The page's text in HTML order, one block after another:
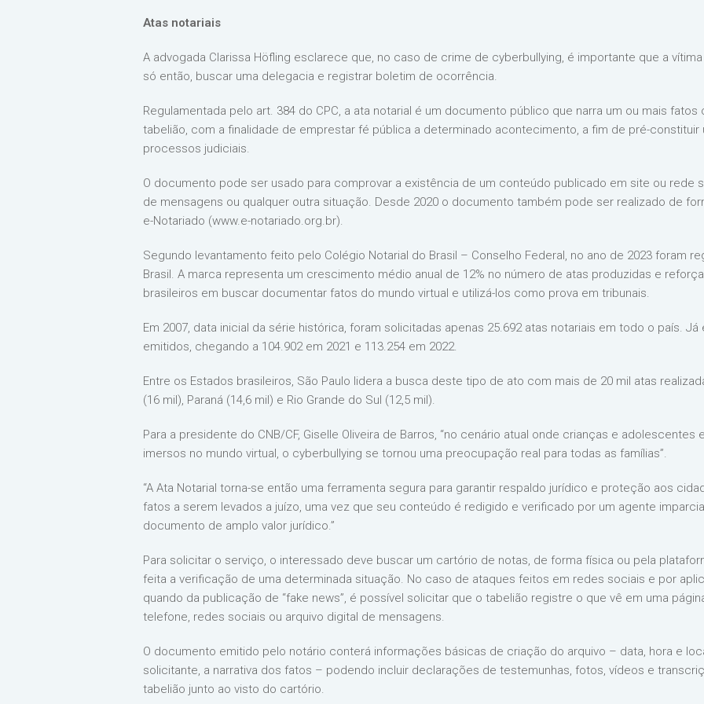
Atas notariais
A advogada Clarissa Höfling esclarece que, no caso de crime de cyberbullying, é importante que a
só então, buscar uma delegacia e registrar boletim de ocorrência.
Regulamentada pelo art. 384 do CPC, a ata notarial é um documento público que narra um ou mais
tabelião, com a finalidade de emprestar fé pública a determinado acontecimento, a fim de pré-constituir
processos judiciais.
O documento pode ser usado para comprovar a existência de um conteúdo publicado em site ou rede
de mensagens ou qualquer outra situação. Desde 2020 o documento também pode ser realizado de
e-Notariado (www.e-notariado.org.br).
Segundo levantamento feito pelo Colégio Notarial do Brasil – Conselho Federal, no ano de 2023 foram
Brasil. A marca representa um crescimento médio anual de 12% no número de atas produzidas e
brasileiros em buscar documentar fatos do mundo virtual e utilizá-los como prova em tribunais.
Em 2007, data inicial da série histórica, foram solicitadas apenas 25.692 atas notariais em todo o país.
emitidos, chegando a 104.902 em 2021 e 113.254 em 2022.
Entre os Estados brasileiros, São Paulo lidera a busca deste tipo de ato com mais de 20 mil atas
(16 mil), Paraná (14,6 mil) e Rio Grande do Sul (12,5 mil).
Para a presidente do CNB/CF, Giselle Oliveira de Barros, “no cenário atual onde crianças e
imersos no mundo virtual, o cyberbullying se tornou uma preocupação real para todas as famílias”.
“A Ata Notarial torna-se então uma ferramenta segura para garantir respaldo jurídico e proteção aos
fatos a serem levados a juízo, uma vez que seu conteúdo é redigido e verificado por um agente
documento de amplo valor jurídico.”
Para solicitar o serviço, o interessado deve buscar um cartório de notas, de forma física ou pela
feita a verificação de uma determinada situação. No caso de ataques feitos em redes sociais e por
quando da publicação de “fake news”, é possível solicitar que o tabelião registre o que vê em uma
telefone, redes sociais ou arquivo digital de mensagens.
O documento emitido pelo notário conterá informações básicas de criação do arquivo – data, hora e
solicitante, a narrativa dos fatos – podendo incluir declarações de testemunhas, fotos, vídeos e
tabelião junto ao visto do cartório.